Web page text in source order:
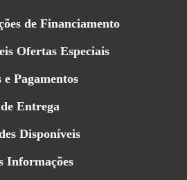
de Financiamento
Ofertas Especiais
e Pagamentos
Entrega
Disponíveis
Informações